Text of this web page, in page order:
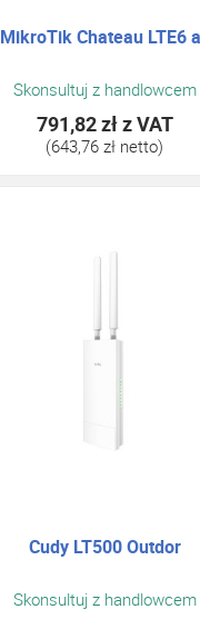
MikroTik Chateau LTE6
Skonsultuj z handlowcem
791,82 złz VAT
(643,76 zł netto)
Cudy LT500 Outdor
Skonsultuj z handlowcem